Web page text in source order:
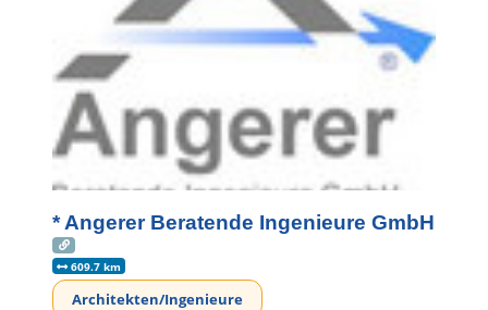
* Angerer Beratende Ingenieure GmbH
609.7 km
Architekten/Ingenieure